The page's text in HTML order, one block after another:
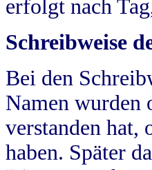
erfolgt nach
Schreibweise
Bei den
Namen wurden
verstanden hat,
haben. Später